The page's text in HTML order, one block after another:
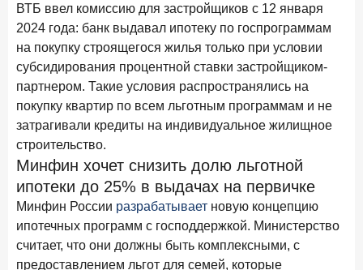
Банки скорректировали доходность вкладов после
снижения ключевой ставки до 14,5%
Цифра дня
Средняя ставка по ипотеке на первичном рынке
6,9%
+0,85 п.п.
год к году
Frank Data. Ипотека Поделиться
24 апреля 2026 года ИССЛЕДОВАНИЕ
Ипотека. Итоги работы крупнейших ипотечных банков
в марте 2026 года
ВТБ ввел комиссию для застройщиков с 12 января
2024 года: банк выдавал ипотеку по госпрограммам
на покупку строящегося жилья только при условии
субсидирования процентной ставки застройщиком-
партнером. Такие условия распространялись на
покупку квартир по всем льготным программам и не
затрагивали кредиты на индивидуальное жилищное
строительство.
Минфин хочет снизить долю льготной
ипотеки до 25% в выдачах на первичке
Минфин России разрабатывает новую концепцию
ипотечных программ с господдержкой. Министерство
считает, что они должны быть комплексными, с
предоставлением льгот для семей, которые